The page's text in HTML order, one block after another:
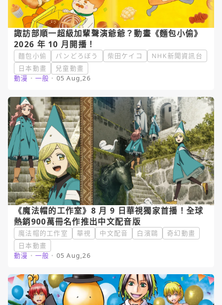
諏訪部順一超級加輩聲演爺爺？動畫《麵包小偷》
2026 年 10 月開播！
麵包小偷 パンどろぼう 柴田ケイコ
NHK新聞資訊台
日本動畫
兒童動畫
動漫 ・ 一般 ・ 05 Aug,26
《魔法帽的工作室》8 月 9 日華視獨家首播！全球
熱銷900萬冊名作推出中文配音版
魔法帽的工作室 華視 中文配音 白濱鷗
奇幻動畫
日本動畫
動漫 ・ 一般 ・ 05 Aug,26